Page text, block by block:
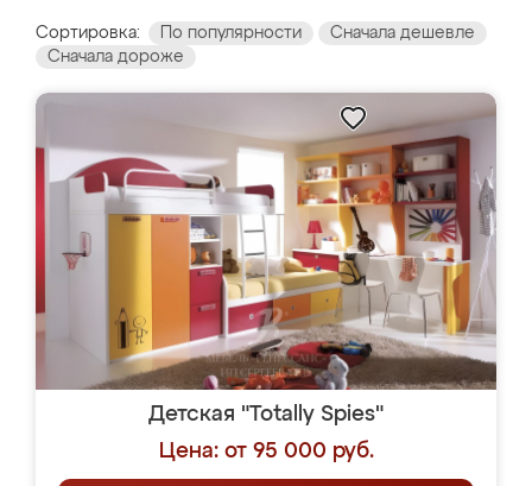
Сортировка: По популярности
Сначала дешевле
Сначала дороже
Детская "Totally Spies"
Цена: от 95 000 руб.